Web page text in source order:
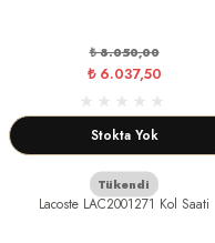
₺ 8.050,00
₺ 6.037,50
Stokta Yok
Tükendi
Lacoste LAC2001271 Kol Saati